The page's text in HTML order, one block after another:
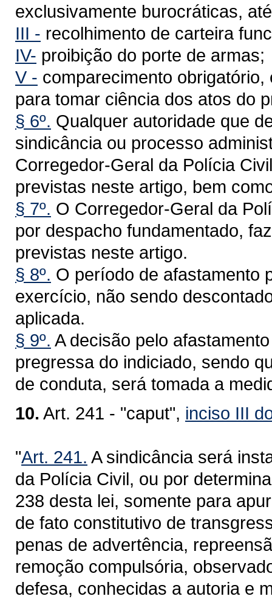
exclusivamente burocráticas,
III - recolhimento de carteira
IV- proibição do porte de armas;
V - comparecimento
para tomar ciência dos atos do
§ 6º. Qualquer autoridade que
sindicância ou processo
Corregedor-Geral da Polícia
previstas neste artigo, bem
§ 7º. O Corregedor-Geral da
por despacho fundamentado,
previstas neste artigo.
§ 8º. O período de afastamento
exercício, não sendo
aplicada.
§ 9º. A decisão pelo
pregressa do indiciado, sendo
de conduta, será tomada a
10. Art. 241 - "caput", inciso III
"Art. 241. A sindicância será
da Polícia Civil, ou por
238 desta lei, somente para
de fato constitutivo de
penas de advertência,
remoção compulsória,
defesa, conhecidas a autoria e